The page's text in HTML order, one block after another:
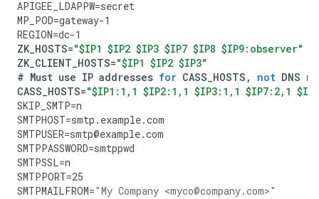
APIGEE_LDAPPW=secret
MP_POD=gateway-1
REGION=dc-1
ZK_HOSTS="$IP1 $IP2 $IP3 $IP7 $IP8 $IP9:observer"
ZK_CLIENT_HOSTS="$IP1 $IP2 $IP3"
# Must use IP addresses for CASS_HOSTS , not DNS
CASS_HOSTS="$IP1:1,1 $IP2:1,1 $IP3:1,1 $IP7:2,1
SKIP_SMTP=n
SMTPHOST=smtp . example.com
SMTPUSER=smtp@example.com
SMTPPASSWORD=smtppwd
SMTPSSL=n
SMTPPORT=25
SMTPMAILFROM="My Company <myco@company.com>"